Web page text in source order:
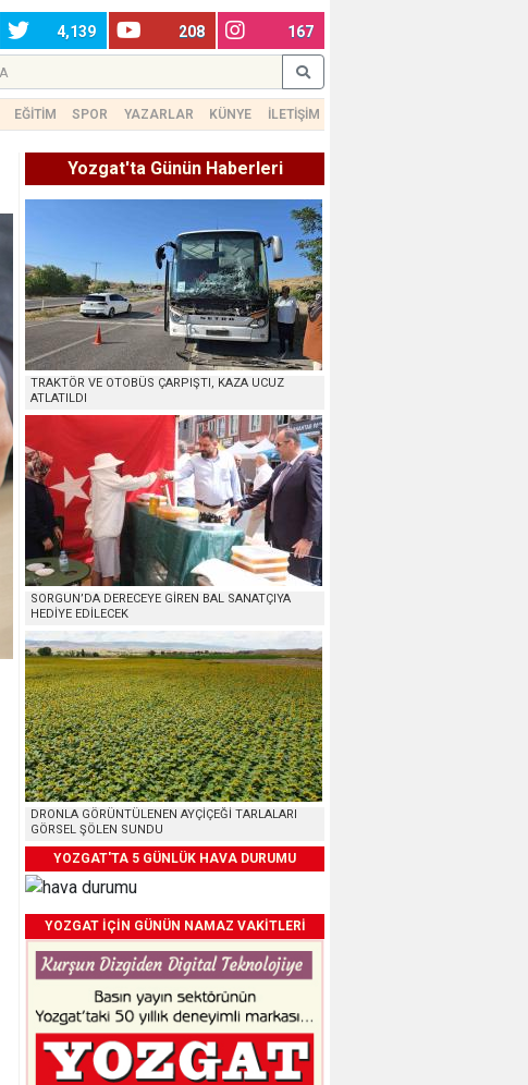
4,139 208 167
EĞİTİM SPOR YAZARLAR KÜNYE İLETİŞİM
Yozgat'ta Günün Haberleri
TRAKTÖR VE OTOBÜS ÇARPIŞTI, KAZA UCUZ
ATLATILDI
SORGUN’DA DERECEYE GİREN BAL SANATÇIYA
HEDİYE EDİLECEK
DRONLA GÖRÜNTÜLENEN AYÇİÇEĞİ TARLALARI
GÖRSEL ŞÖLEN SUNDU
YOZGAT'TA 5 GÜNLÜK HAVA DURUMU
YOZGAT İÇİN GÜNÜN NAMAZ VAKİTLERİ